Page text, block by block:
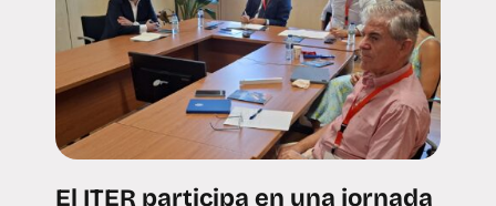
El ITER participa en una jornada